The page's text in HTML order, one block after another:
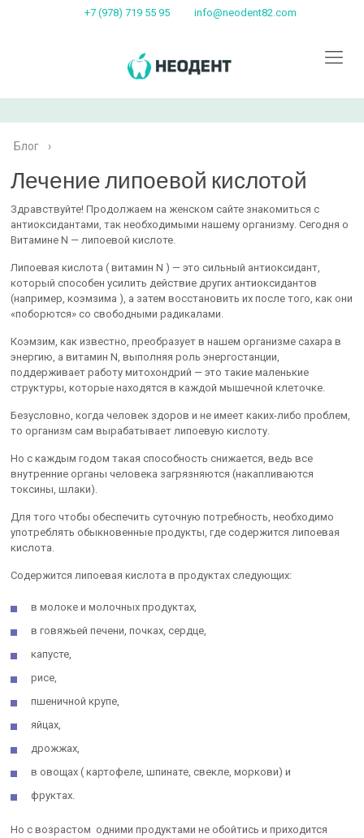
+7 (978) 719 55 95 info@neodent82.com
Блог ›
Лечение липоевой кислотой
Здравствуйте! Продолжаем на женском сайте знакомиться с
антиоксидантами, так необходимыми нашему организму. Сегодня о
Витамине N — липоевой кислоте.
Липоевая кислота ( витамин N ) — это сильный антиоксидант,
который способен усилить действие других антиоксидантов
(например, коэмзима ), а затем восстановить их после того, как они
«поборются» со свободными радикалами.
Коэмзим, как известно, преобразует в нашем организме сахара в
энергию, а витамин N, выполняя роль энергостанции,
поддерживает работу митохондрий — это такие маленькие
структуры, которые находятся в каждой мышечной клеточке.
Безусловно, когда человек здоров и не имеет каких-либо проблем,
то организм сам вырабатывает липоевую кислоту.
Но с каждым годом такая способность снижается, ведь все
внутренние органы человека загрязняются (накапливаются
токсины, шлаки).
Для того чтобы обеспечить суточную потребность, необходимо
употреблять обыкновенные продукты, где содержится липоевая
кислота.
Содержится липоевая кислота в продуктах следующих:
в молоке и молочных продуктах,
в говяжьей печени, почках, сердце,
капусте,
рисе,
пшеничной крупе,
яйцах,
дрожжах,
в овощах ( картофеле, шпинате, свекле, моркови) и
фруктах.
Но с возрастом одними продуктами не обойтись и приходится